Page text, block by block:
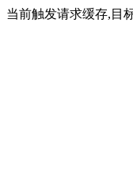
当前触发请求缓存,目